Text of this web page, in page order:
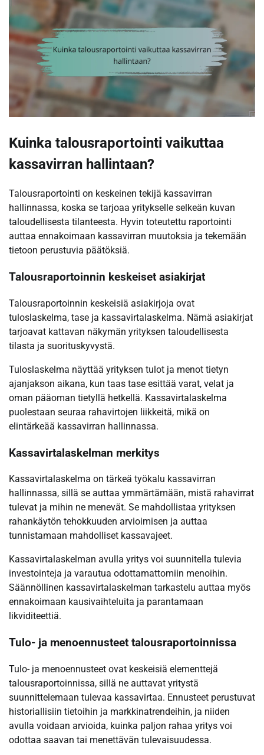
Kuinka talousraportointi vaikuttaa
kassavirran hallintaan?
Talousraportointi on keskeinen tekijä kassavirran
hallinnassa, koska se tarjoaa yritykselle selkeän kuvan
taloudellisesta tilanteesta. Hyvin toteutettu raportointi
auttaa ennakoimaan kassavirran muutoksia ja tekemään
tietoon perustuvia päätöksiä.
Talousraportoinnin keskeiset asiakirjat
Talousraportoinnin keskeisiä asiakirjoja ovat
tuloslaskelma, tase ja kassavirtalaskelma. Nämä asiakirjat
tarjoavat kattavan näkymän yrityksen taloudellisesta
tilasta ja suorituskyvystä.
Tuloslaskelma näyttää yrityksen tulot ja menot tietyn
ajanjakson aikana, kun taas tase esittää varat, velat ja
oman pääoman tietyllä hetkellä. Kassavirtalaskelma
puolestaan seuraa rahavirtojen liikkeitä, mikä on
elintärkeää kassavirran hallinnassa.
Kassavirtalaskelman merkitys
Kassavirtalaskelma on tärkeä työkalu kassavirran
hallinnassa, sillä se auttaa ymmärtämään, mistä rahavirrat
tulevat ja mihin ne menevät. Se mahdollistaa yrityksen
rahankäytön tehokkuuden arvioimisen ja auttaa
tunnistamaan mahdolliset kassavajeet.
Kassavirtalaskelman avulla yritys voi suunnitella tulevia
investointeja ja varautua odottamattomiin menoihin.
Säännöllinen kassavirtalaskelman tarkastelu auttaa myös
ennakoimaan kausivaihteluita ja parantamaan
likviditeettiä.
Tulo- ja menoennusteet talousraportoinnissa
Tulo- ja menoennusteet ovat keskeisiä elementtejä
talousraportoinnissa, sillä ne auttavat yritystä
suunnittelemaan tulevaa kassavirtaa. Ennusteet perustuvat
historiallisiin tietoihin ja markkinatrendeihin, ja niiden
avulla voidaan arvioida, kuinka paljon rahaa yritys voi
odottaa saavan tai menettävän tulevaisuudessa.